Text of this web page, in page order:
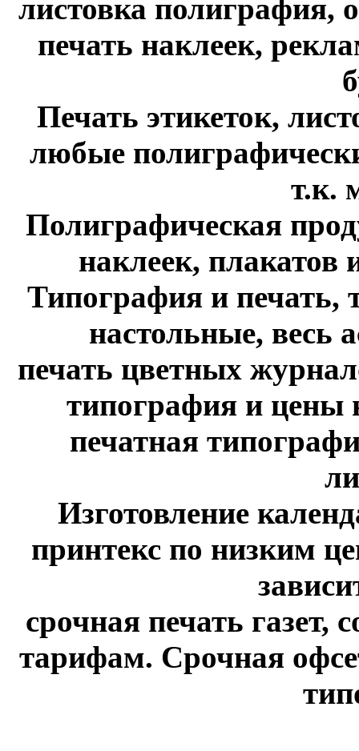
листовка полиграфия,
печать наклеек,
Печать этикеток,
любые
т.к.
Полиграфическая
наклеек, плакатов
Типография и печать,
настольные, весь
печать цветных
типография и цены
печатная
Изготовление
принтекс по низким
срочная печать газет,
тарифам. Срочная